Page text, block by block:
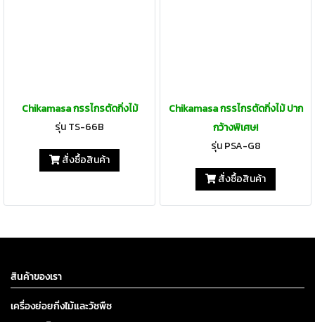
Chikamasa กรรไกรตัดกิ่งไม้
รุ่น TS-66B
สั่งซื้อสินค้า
Chikamasa กรรไกรตัดกิ่งไม้ ปาก
กว้างพิเศษ!
รุ่น PSA-G8
สั่งซื้อสินค้า
สินค้าของเรา
เครื่องย่อยกิ่งไม้และวัชพืช